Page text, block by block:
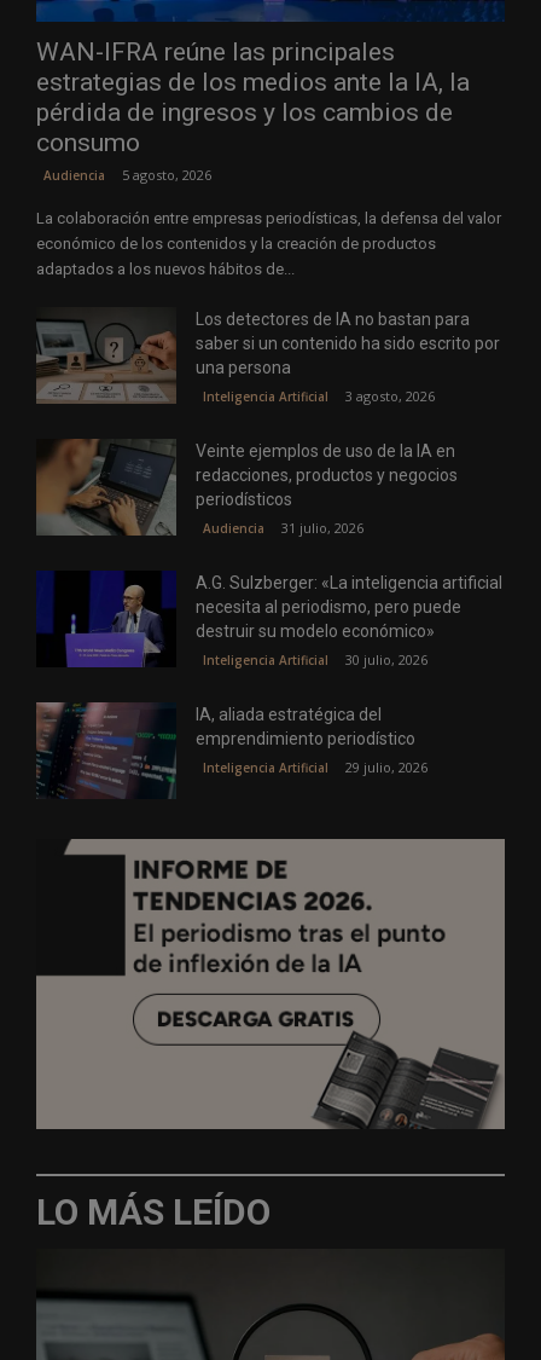
WAN-IFRA reúne las principales
estrategias de los medios ante la IA, la
pérdida de ingresos y los cambios de
consumo
Audiencia 5 agosto, 2026
La colaboración entre empresas periodísticas, la defensa del valor
económico de los contenidos y la creación de productos
adaptados a los nuevos hábitos de...
Los detectores de IA no bastan para
saber si un contenido ha sido escrito por
una persona
Inteligencia Artificial 3 agosto, 2026
Veinte ejemplos de uso de la IA en
redacciones, productos y negocios
periodísticos
Audiencia 31 julio, 2026
A.G. Sulzberger: «La inteligencia artificial
necesita al periodismo, pero puede
destruir su modelo económico»
Inteligencia Artificial 30 julio, 2026
IA, aliada estratégica del
emprendimiento periodístico
Inteligencia Artificial 29 julio, 2026
LO MÁS LEÍDO